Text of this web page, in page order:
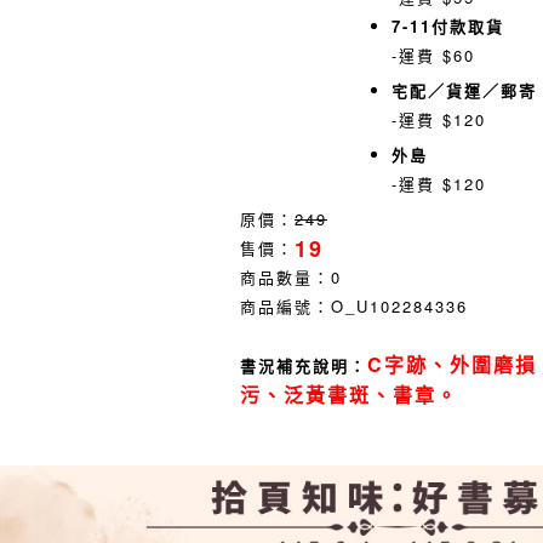
7-11付款取貨
-運費 $60
宅配／貨運／郵寄
-運費 $120
外島
-運費 $120
原價： 249
售價： 19
商品數量： 0
商品編號： O_U102284336
書況補充說明： C字跡、外圍磨損
污、泛黃書斑、書章。